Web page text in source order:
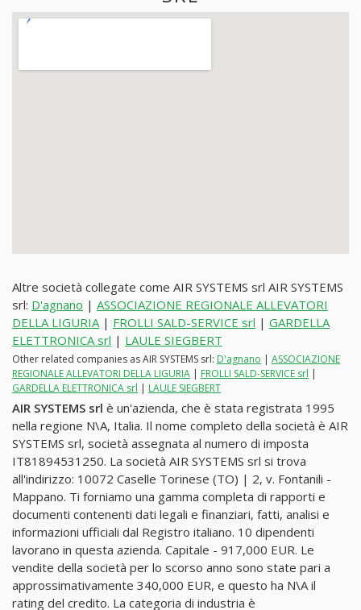
Altre società collegate come AIR SYSTEMS srl AIR SYSTEMS
srl: D'agnano | ASSOCIAZIONE REGIONALE ALLEVATORI
DELLA LIGURIA| FROLLI SALD-SERVICE srl | GARDELLA
ELETTRONICA srl | LAULE SIEGBERT
Other related companies as AIR SYSTEMS srl: D'agnano | ASSOCIAZIONE
REGIONALE ALLEVATORI DELLA LIGURIA | FROLLI SALD-SERVICE srl |
GARDELLA ELETTRONICA srl | LAULE SIEGBERT
AIR SYSTEMS srl è un'azienda, che è stata registrata 1995
nella regione N\A, Italia. Il nome completo della società è AIR
SYSTEMS srl, società assegnata al numero di imposta
IT81894531250. La società AIR SYSTEMS srl si trova
all'indirizzo: 10072 Caselle Torinese (TO) | 2, v. Fontanili -
Mappano. Ti forniamo una gamma completa di rapporti e
documenti contenenti dati legali e finanziari, fatti, analisi e
informazioni ufficiali dal Registro italiano. 10 dipendenti
lavorano in questa azienda. Capitale - 917,000 EUR. Le
vendite della società per lo scorso anno sono state pari a
approssimativamente 340,000 EUR, e questo ha N\A il
rating del credito. La categoria di industria è